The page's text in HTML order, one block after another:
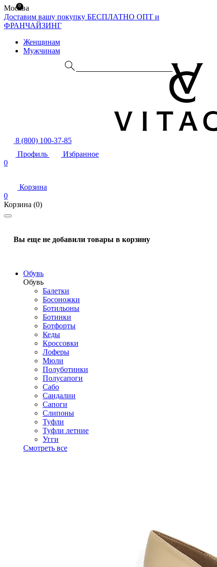
Москва
Доставим вашу покупку БЕСПЛАТНО ОПТ и
ФРАНЧАЙЗИНГ
Женщинам
Мужчинам
8 (800) 100-37-85
Профиль
Избранное
0
Корзина
0
Корзина (0)
Вы еще не добавили товары в корзину
Обувь
Обувь
Балетки
Босоножки
Ботильоны
Ботинки
Ботфорты
Кеды
Кроссовки
Лоферы
Мюли
Полуботинки
Полусапоги
Сабо
Сандалии
Сапоги
Слипоны
Туфли
Туфли летние
Угги
Смотреть все
0